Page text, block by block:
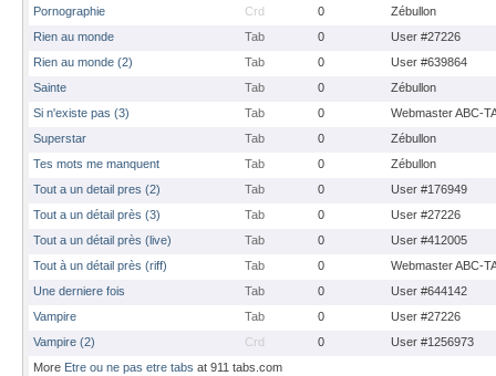
Pornographie
Crd 0
Zébullon
Rien au monde
Tab 0
User #27226
Rien au monde (2)
Tab 0
User #639864
Sainte
Tab 0
Zébullon
Si n'existe pas (3)
Tab 0
Webmaster ABC-
Superstar
Tab 0
Zébullon
Tes mots me manquent
Tab 0
Zébullon
Tout a un detail pres (2)
Tab 0
User #176949
Tout a un détail près (3)
Tab 0
User #27226
Tout a un détail près (live)
Tab 0
User #412005
Tout à un détail près (riff)
Tab 0
Webmaster ABC-
Une derniere fois
Tab 0
User #644142
Vampire
Tab 0
User #27226
Vampire (2)
Crd 0
User #1256973
More Etre ou ne pas etre tabs at 911 tabs.com